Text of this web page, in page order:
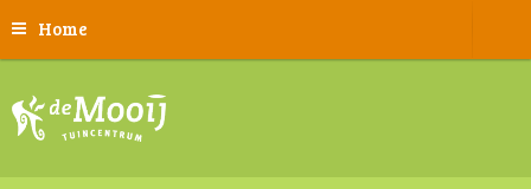
Home